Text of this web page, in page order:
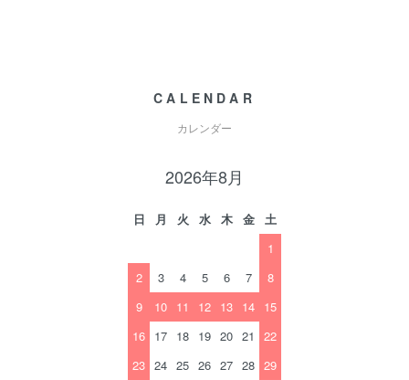
CALENDAR
カレンダー
2026年8月
日 月 火 水 木 金
土
1
2
3 4 5 6 7
8
9
10 11 12 13 14 15
16 17 18 19 20 21
22
23 24 25 26 27 28 29